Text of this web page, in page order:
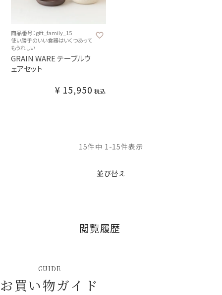
商品番号：gift_family_15
使い勝手のいい食器はいくつあって
もうれしい
GRAIN WARE テーブルウ
ェアセット
¥ 15,950 税込
並び替え
15件中 1 -15件表示
閲覧履歴
GUIDE
お買い物ガイド